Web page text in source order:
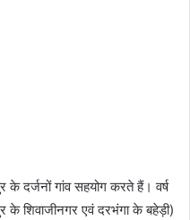
के दर्जनों गांव सहयोग करते हैं। वर्ष
शिवाजीनगर एवं दरभंगा के बहेड़ी)